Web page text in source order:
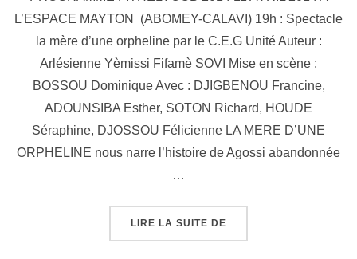
L’ESPACE MAYTON (ABOMEY-CALAVI) 19h : Spectacle
la mère d’une orpheline par le C.E.G Unité Auteur :
Arlésienne Yèmissi Fifamè SOVI Mise en scène :
BOSSOU Dominique Avec : DJIGBENOU Francine,
ADOUNSIBA Esther, SOTON Richard, HOUDE
Séraphine, DJOSSOU Félicienne LA MERE D’UNE
ORPHELINE nous narre l’histoire de Agossi abandonnée
…
LIRE LA SUITE DE